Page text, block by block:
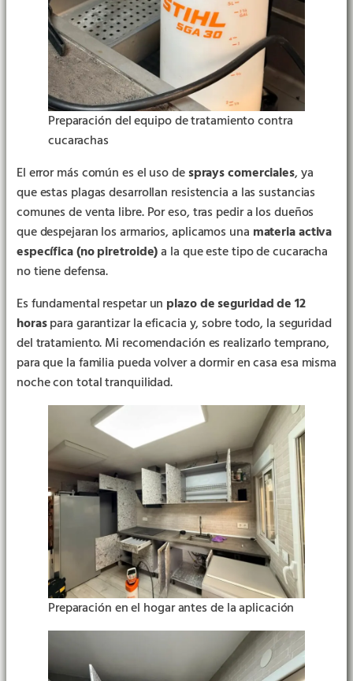
Preparación del equipo de tratamiento contra
cucarachas
El error más común es el uso desprays comerciales, ya
que estas plagas desarrollan resistencia a las sustancias
comunes de venta libre. Por eso, tras pedir a los dueños
que despejaran los armarios, aplicamos una materia activa
específica (no piretroide)a la que este tipo de cucaracha
no tiene defensa.
Es fundamental respetar un plazo de seguridad de 12
horaspara garantizar la eficacia y, sobre todo, la seguridad
del tratamiento. Mi recomendación es realizarlo temprano,
para que la familia pueda volver a dormir en casa esa misma
noche con total tranquilidad.
Preparación en el hogar antes de la aplicación